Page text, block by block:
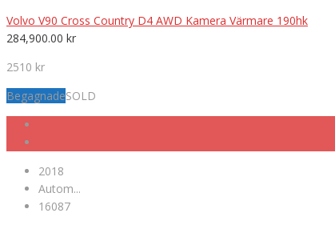
Volvo V90 Cross Country D4 AWD Kamera Värmare 190hk
284,900.00 kr
2510 kr
BegagnadeSOLD
2018
Autom...
16087